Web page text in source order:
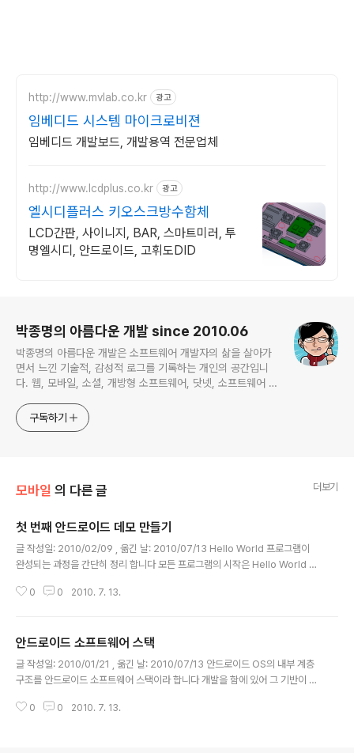
http://www.mvlab.co.kr 광고
임베디드 시스템 마이크로비젼
임베디드 개발보드, 개발용역 전문업체
http://www.lcdplus.co.kr 광고
엘시디플러스 키오스크방수함체
LCD간판, 사이니지, BAR, 스마트미러, 투
명엘시디, 안드로이드, 고휘도DID
박종명의 아름다운 개발 since 2010.06
박종명의 아름다운 개발은 소프트웨어 개발자의 삶을 살아가
면서 느낀 기술적, 감성적 로그를 기록하는 개인의 공간입니
다. 웹, 모바일, 소셜, 개방형 소프트웨어, 닷넷, 소프트웨어 공
술 분야를 위주로 글을 채워나갈 예정입니다. 간혹 무의미한
잡설도 포함한채...
구독하기
모바일 의 다른 글 더보기
첫 번째 안드로이드 데모 만들기
글 작성일: 2010/02/09 , 옮긴 날: 2010/07/13 Hello World 프로그램이
완성되는 과정을 간단히 정리 합니다 모든 프로그램의 시작은 Hello World 이
대로 실행하면 아래 그림처럼 New Project 를 위한 창이 뜹니다. Android P
바개발 경험이 있는 경우 아래 내용들이 익숙할 것입니다. Application Nam
e 은 안드로이드에 표현될 이 응용프로그램 이름이 됩니다 그리고 중요한 것은
Build Target인데요. 이 프로그램..
0 0 2010. 7. 13.
안드로이드 소프트웨어 스택
글 작성일: 2010/01/21 , 옮긴 날: 2010/07/13 안드로이드 OS의 내부 계층
구조를 안드로이드 소프트웨어 스택이라 합니다 개발을 함에 있어 그 기반이 되
플랫폼들은 그들만의 내부 아키텍처를 가지고 있습니다 이에 대한 이해가 개발
0 0 2010. 7. 13.